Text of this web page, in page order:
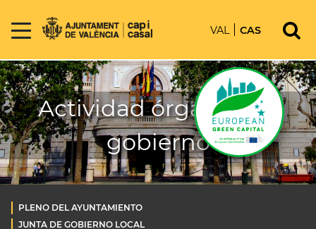
VAL CAS
Actividad órganos de
gobierno
PLENO DEL AYUNTAMIENTO
JUNTA DE GOBIERNO LOCAL